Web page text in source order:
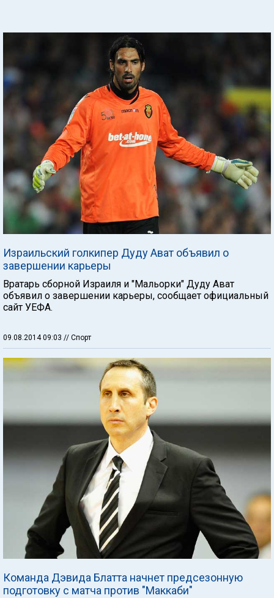
Израильский голкипер Дуду Ават объявил о
завершении карьеры
Вратарь сборной Израиля и "Мальорки" Дуду Ават
объявил о завершении карьеры, сообщает официальный
сайт УЕФА.
09.08.2014 09:03 // Спорт
Команда Дэвида Блатта начнет предсезонную
подготовку с матча против "Маккаби"